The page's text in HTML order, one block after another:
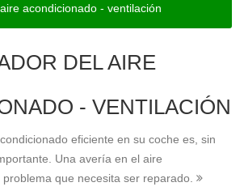
acondicionado - ventilación
DEL AIRE
- VENTILACIÓN
eficiente en su coche es, sin
Una avería en el aire
que necesita ser reparado.